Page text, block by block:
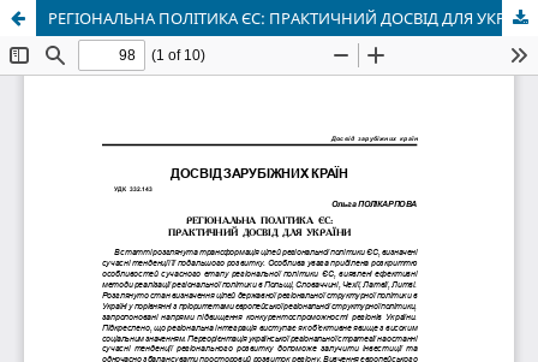
РЕГІОНАЛЬНА ПОЛІТИКА ЄС: ПРАКТИЧНИЙ ДОСВІД ДЛЯ УКРАЇНИ